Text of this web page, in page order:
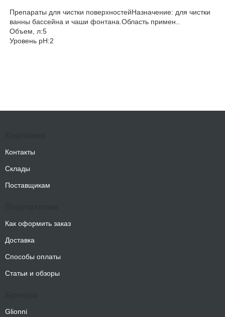
Препараты для чистки поверхностейНазначение: для чистки
ванны бассейна и чаши фонтана.Область примен..
Объем, л:5
Уровень pH:2
Контакты
Склады
Поставщикам
Как оформить заказ
Доставка
Способы оплаты
Статьи и обзоры
Glionni